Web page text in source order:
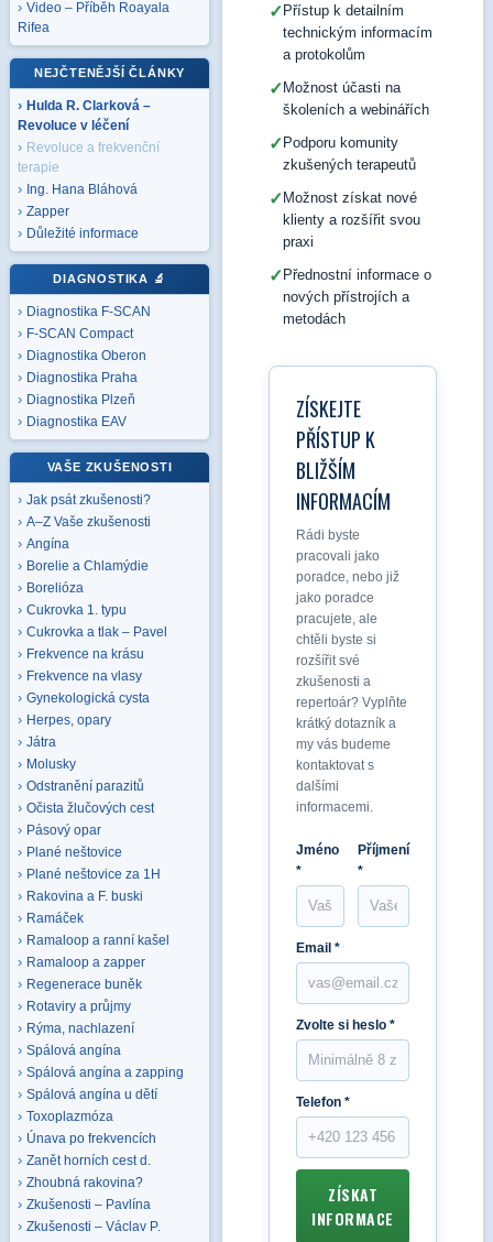
Video – Příběh Roayala
Rifea
NEJČTENĚJŠÍ ČLÁNKY
Hulda R. Clarková –
Revoluce v léčení
Revoluce a frekvenční
terapie
Ing. Hana Bláhová
Zapper
Důležité informace
DIAGNOSTIKA 🔬
Diagnostika F-SCAN
F-SCAN Compact
Diagnostika Oberon
Diagnostika Praha
Diagnostika Plzeň
Diagnostika EAV
VAŠE ZKUŠENOSTI
Jak psát zkušenosti?
A–Z Vaše zkušenosti
Angína
Borelie a Chlamýdie
Borelióza
Cukrovka 1. typu
Cukrovka a tlak – Pavel
Frekvence na krásu
Frekvence na vlasy
Gynekologická cysta
Herpes, opary
Játra
Molusky
Odstranění parazitů
Očista žlučových cest
Pásový opar
Plané neštovice
Plané neštovice za 1H
Rakovina a F. buski
Ramáček
Ramaloop a ranní kašel
Ramaloop a zapper
Regenerace buněk
Rotaviry a průjmy
Rýma, nachlazení
Spálová angína
Spálová angína a zapping
Spálová angína u dětí
Toxoplazmóza
Únava po frekvencích
Zanět horních cest d.
Zhoubná rakovina?
Zkušenosti – Pavlína
Zkušenosti – Václav P.
✓ Přístup k detailním
technickým informacím
a protokolům
✓ Možnost účasti na
školeních a webinářích
✓ Podporu komunity
zkušených terapeutů
✓ Možnost získat nové
klienty a rozšířit svou
praxi
✓ Přednostní informace o
nových přístrojích a
metodách
ZÍSKEJTE
PŘÍSTUP K
BLIŽŠÍM
INFORMACÍM
Rádi byste
pracovali jako
poradce, nebo již
jako poradce
pracujete, ale
chtěli byste si
rozšířit své
zkušenosti a
repertoár? Vyplňte
krátký dotazník a
my vás budeme
kontaktovat s
dalšími
informacemi.
Jméno
*
Příjmení
*
Email *
Zvolte si heslo *
Telefon *
ZÍSKAT
INFORMACE